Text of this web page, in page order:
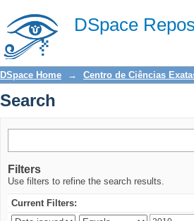
DSpace
Search
DSpace Home → Centro de Ciências
Search
Filters
Use filters to refine the search results.
Current Filters: